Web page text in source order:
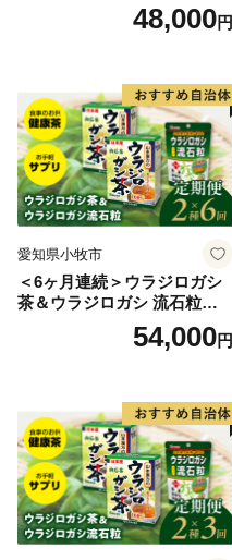
48,000円
愛知県小牧市
＜6ヶ月連続＞ウラジロガシ
茶＆ウラジロガシ 流石粒
山本漢方 定期便54,000円